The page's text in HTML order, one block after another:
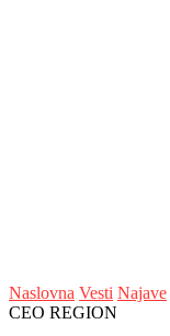
Naslovna Vesti Najave
CEO REGION